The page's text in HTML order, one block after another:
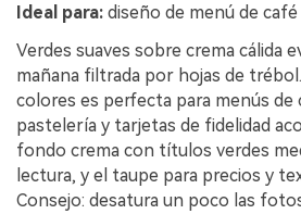
Ideal para: diseño de menú de café
Verdes suaves sobre crema cálida
mañana filtrada por hojas de
colores es perfecta para menús de
pastelería y tarjetas de fidelidad
fondo crema con títulos verdes
lectura, y el taupe para precios y
Consejo: desatura un poco las